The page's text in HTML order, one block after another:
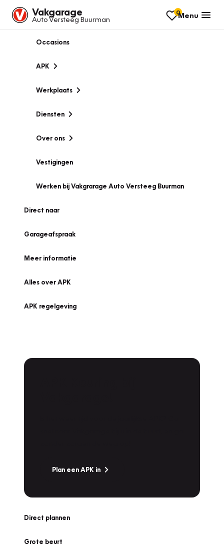
Vakgarage
Auto Versteeg Buurman
0Menu
Occasions
APK
Werkplaats
Diensten
Over ons
Vestigingen
Werken bij Vakgrarage Auto Versteeg Buurman
Direct naar
Garageafspraak
Meer informatie
Alles over APK
APK regelgeving
Plan een APK in
Direct plannen
Grote beurt